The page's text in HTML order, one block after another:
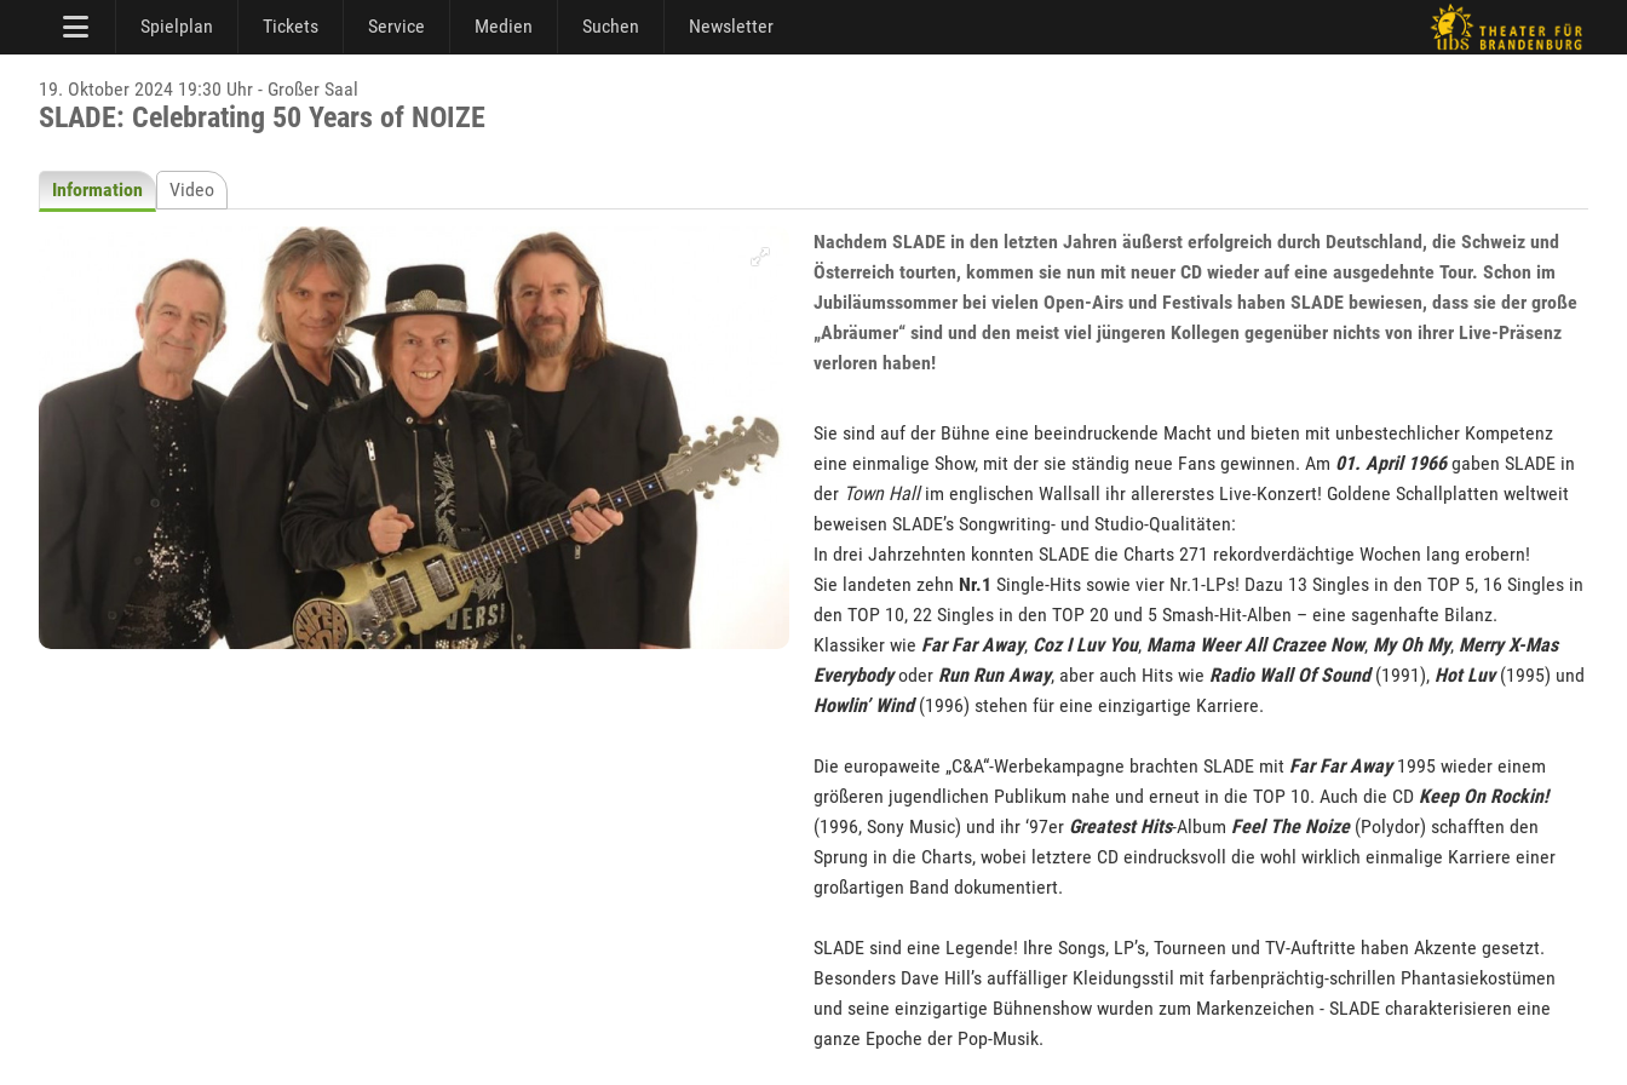
Spielplan Tickets Service Medien Suchen Newsletter
19. Oktober 2024 19:30 Uhr - Großer Saal
SLADE: Celebrating 50 Years of NOIZE
Information Video
Nachdem SLADE in den letzten Jahren äußerst erfolgreich durch Deutschland, die Schweiz und
Österreich tourten, kommen sie nun mit neuer CD wieder auf eine ausgedehnte Tour. Schon im
Jubiläumssommer bei vielen Open-Airs und Festivals haben SLADE bewiesen, dass sie der große
„Abräumer“ sind und den meist viel jüngeren Kollegen gegenüber nichts von ihrer Live-Präsenz
verloren haben!
Sie sind auf der Bühne eine beeindruckende Macht und bieten mit unbestechlicher Kompetenz
eine einmalige Show, mit der sie ständig neue Fans gewinnen. Am 01. April 1966gaben SLADE in
der Town Hallim englischen Wallsall ihr allererstes Live-Konzert! Goldene Schallplatten weltweit
beweisen SLADE’s Songwriting- und Studio-Qualitäten:
In drei Jahrzehnten konnten SLADE die Charts 271 rekordverdächtige Wochen lang erobern!
Sie landeten zehn Nr.1 Single-Hits sowie vier Nr.1-LPs! Dazu 13 Singles in den TOP 5, 16 Singles in
den TOP 10, 22 Singles in den TOP 20 und 5 Smash-Hit-Alben – eine sagenhafte Bilanz.
Klassiker wie Far Far Away, Coz I Luv You, Mama Weer All Crazee Now, My Oh My, Merry X-Mas
Everybodyoder Run Run Away, aber auch Hits wie Radio Wall Of Sound(1991), Hot Luv(1995) und
Howlin’ Wind(1996) stehen für eine einzigartige Karriere.
Die europaweite „C&A“-Werbekampagne brachten SLADE mit Far Far Away1995 wieder einem
größeren jugendlichen Publikum nahe und erneut in die TOP 10. Auch die CD Keep On Rockin!
(1996, Sony Music) und ihr ‘97er Greatest Hits-Album Feel The Noize(Polydor) schafften den
Sprung in die Charts, wobei letztere CD eindrucksvoll die wohl wirklich einmalige Karriere einer
großartigen Band dokumentiert.
SLADE sind eine Legende! Ihre Songs, LP’s, Tourneen und TV-Auftritte haben Akzente gesetzt.
Besonders Dave Hill’s auffälliger Kleidungsstil mit farbenprächtig-schrillen Phantasiekostümen
und seine einzigartige Bühnenshow wurden zum Markenzeichen - SLADE charakterisieren eine
ganze Epoche der Pop-Musik.